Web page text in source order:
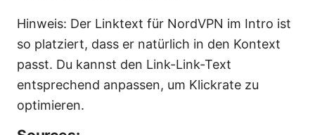
Hinweis: Der Linktext für NordVPN im Intro ist
so platziert, dass er natürlich in den Kontext
passt. Du kannst den Link-Link-Text
entsprechend anpassen, um Klickrate zu
optimieren.